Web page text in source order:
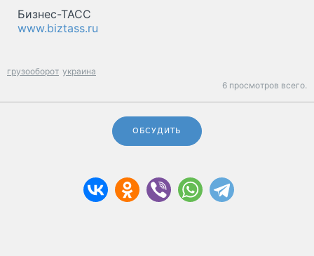
Бизнес-ТАСС
www.biztass.ru
грузооборот украина
6 просмотров всего.
ОБСУДИТЬ